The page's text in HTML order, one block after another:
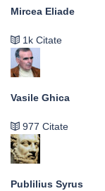
Mircea Eliade
1k Citate
Vasile Ghica
977 Citate
Publilius Syrus